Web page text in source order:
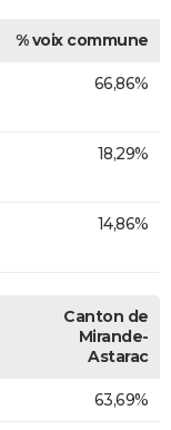
% voix commune
66,86%
18,29%
14,86%
Canton de
Mirande-
Astarac
63,69%